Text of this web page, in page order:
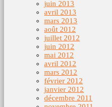
juin 2013
avril 2013
mars 2013
août 2012
juillet 2012
juin 2012
mai 2012
avril 2012
mars 2012
février 2012
janvier 2012
décembre 2011